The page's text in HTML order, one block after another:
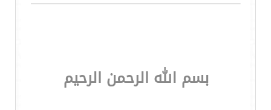
بسم الله الرحمن الرحيم